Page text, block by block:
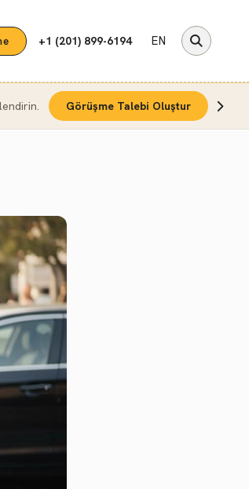
+1 (201) 899-6194 EN
Görüşme Talebi Oluştur